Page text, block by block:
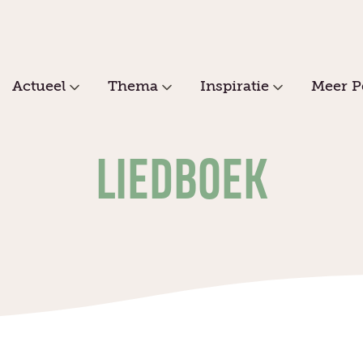
Actueel Thema Inspiratie Meer
LIEDBOEK